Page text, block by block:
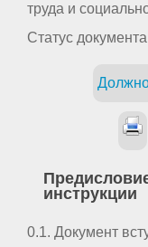
труда и
Статус
инструкции
0.1. Документ